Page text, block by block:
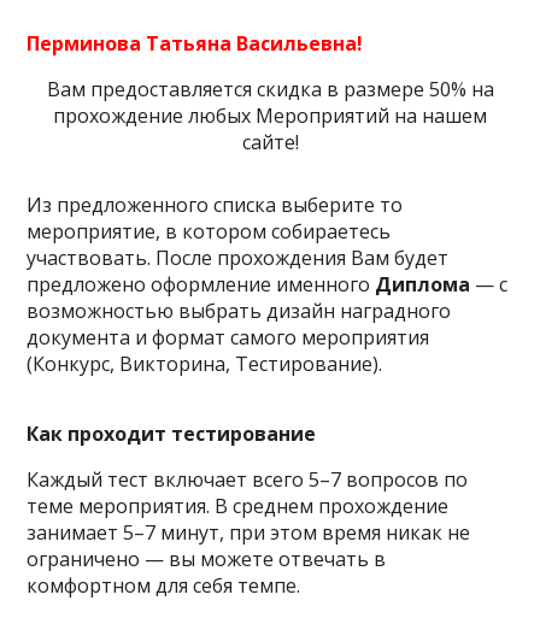
Перминова Татьяна Васильевна!
Вам предоставляется скидка в размере 50% на
прохождение любых Мероприятий на нашем
сайте!
Из предложенного списка выберите то
мероприятие, в котором собираетесь
участвовать. После прохождения Вам будет
предложено оформление именного Диплома — с
возможностью выбрать дизайн наградного
документа и формат самого мероприятия
(Конкурс, Викторина, Тестирование).
Как проходит тестирование
Каждый тест включает всего 5–7 вопросов по
теме мероприятия. В среднем прохождение
занимает 5–7 минут, при этом время никак не
ограничено — вы можете отвечать в
комфортном для себя темпе.